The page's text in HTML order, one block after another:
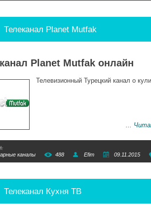
Телеканал Planet Mutfak
Planet Mutfak онлайн
Телевизионный Турецкий канал о
...
каналы 488 Efim 09.11.2015
Телеканал Кухня ТВ